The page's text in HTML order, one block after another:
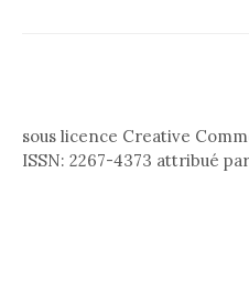
sous licence Creative
ISSN: 2267-4373 attribué